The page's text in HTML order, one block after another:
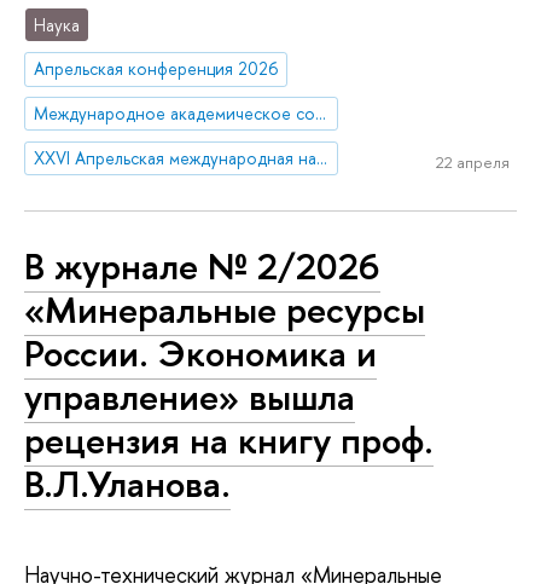
Наука
Апрельская конференция 2026
Международное академическое сотрудничество
XXVI Апрельская международная научная конференция имени Е.Г. Ясина
22 апреля
В журнале № 2/2026
«Минеральные ресурсы
России. Экономика и
управление» вышла
рецензия на книгу проф.
В.Л.Уланова.
Научно-технический журнал «Минеральные